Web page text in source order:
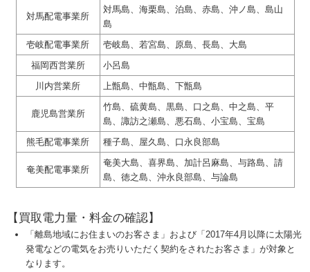
対馬配電事業所
対馬島、海栗島、泊島、赤島、沖ノ島、島山
島
壱岐配電事業所
壱岐島、若宮島、原島、長島、大島
福岡西営業所
小呂島
川内営業所
上甑島、中甑島、下甑島
鹿児島営業所
竹島、硫黄島、黒島、口之島、中之島、平
島、諏訪之瀬島、悪石島、小宝島、宝島
熊毛配電事業所
種子島、屋久島、口永良部島
奄美配電事業所
奄美大島、喜界島、加計呂麻島、与路島、請
島、徳之島、沖永良部島、与論島
【買取電力量・料金の確認】
「離島地域にお住まいのお客さま」および「2017年4月以降に太陽光
発電などの電気をお売りいただく契約をされたお客さま」が対象と
なります。